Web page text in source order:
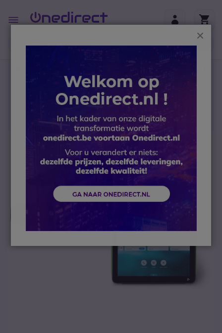
Toggle
Nav
btw)
Conferencing
Video collaboration
Grote vergaderzaal
Poly Studio X70 + Poly TC10
Ga naar het einde van de afbeeldingen-gallerij